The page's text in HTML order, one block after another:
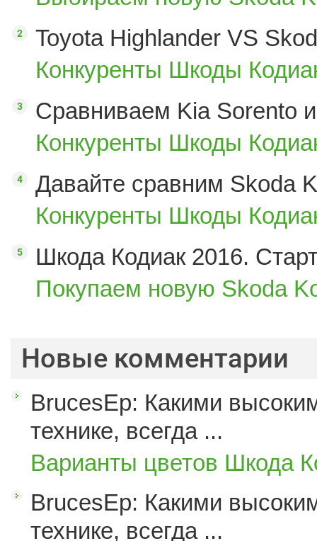
Toyota Highlander VS
Конкуренты Шкоды
Сравниваем Kia Sorento
Конкуренты Шкоды
Давайте сравним Skoda
Конкуренты Шкоды
Шкода Кодиак 2016.
Покупаем новую Skoda
Новые комментарии
BrucesEp: Какими
технике, всегда ...
Варианты цветов Шкода
BrucesEp: Какими
технике, всегда ...